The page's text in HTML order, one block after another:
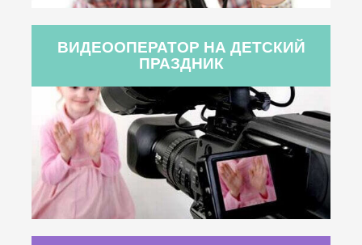
ВИДЕООПЕРАТОР НА ДЕТСКИЙ
ПРАЗДНИК